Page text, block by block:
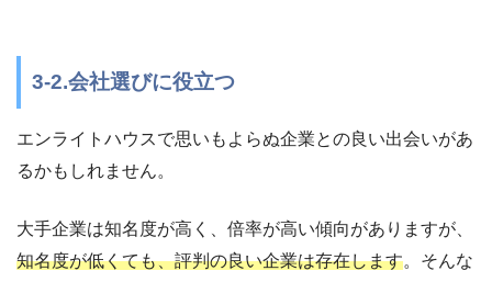
3-2.会社選びに役立つ
エンライトハウスで思いもよらぬ企業との良い出会いがあ
るかもしれません。
大手企業は知名度が高く、倍率が高い傾向がありますが、
知名度が低くても、評判の良い企業は存在します。そんな